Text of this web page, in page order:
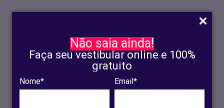
Não saia ainda!
Faça seu vestibular online e 100%
gratuito
Nome* Email*
INSCRIÇÃO